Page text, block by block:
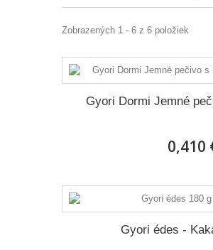
Zobrazených 1 - 6 z 6 položiek
Gyori Dormi Jemné
0,410
Gyori édes -